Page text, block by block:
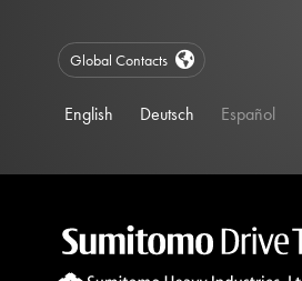
Global Contacts
English Deutsch Español